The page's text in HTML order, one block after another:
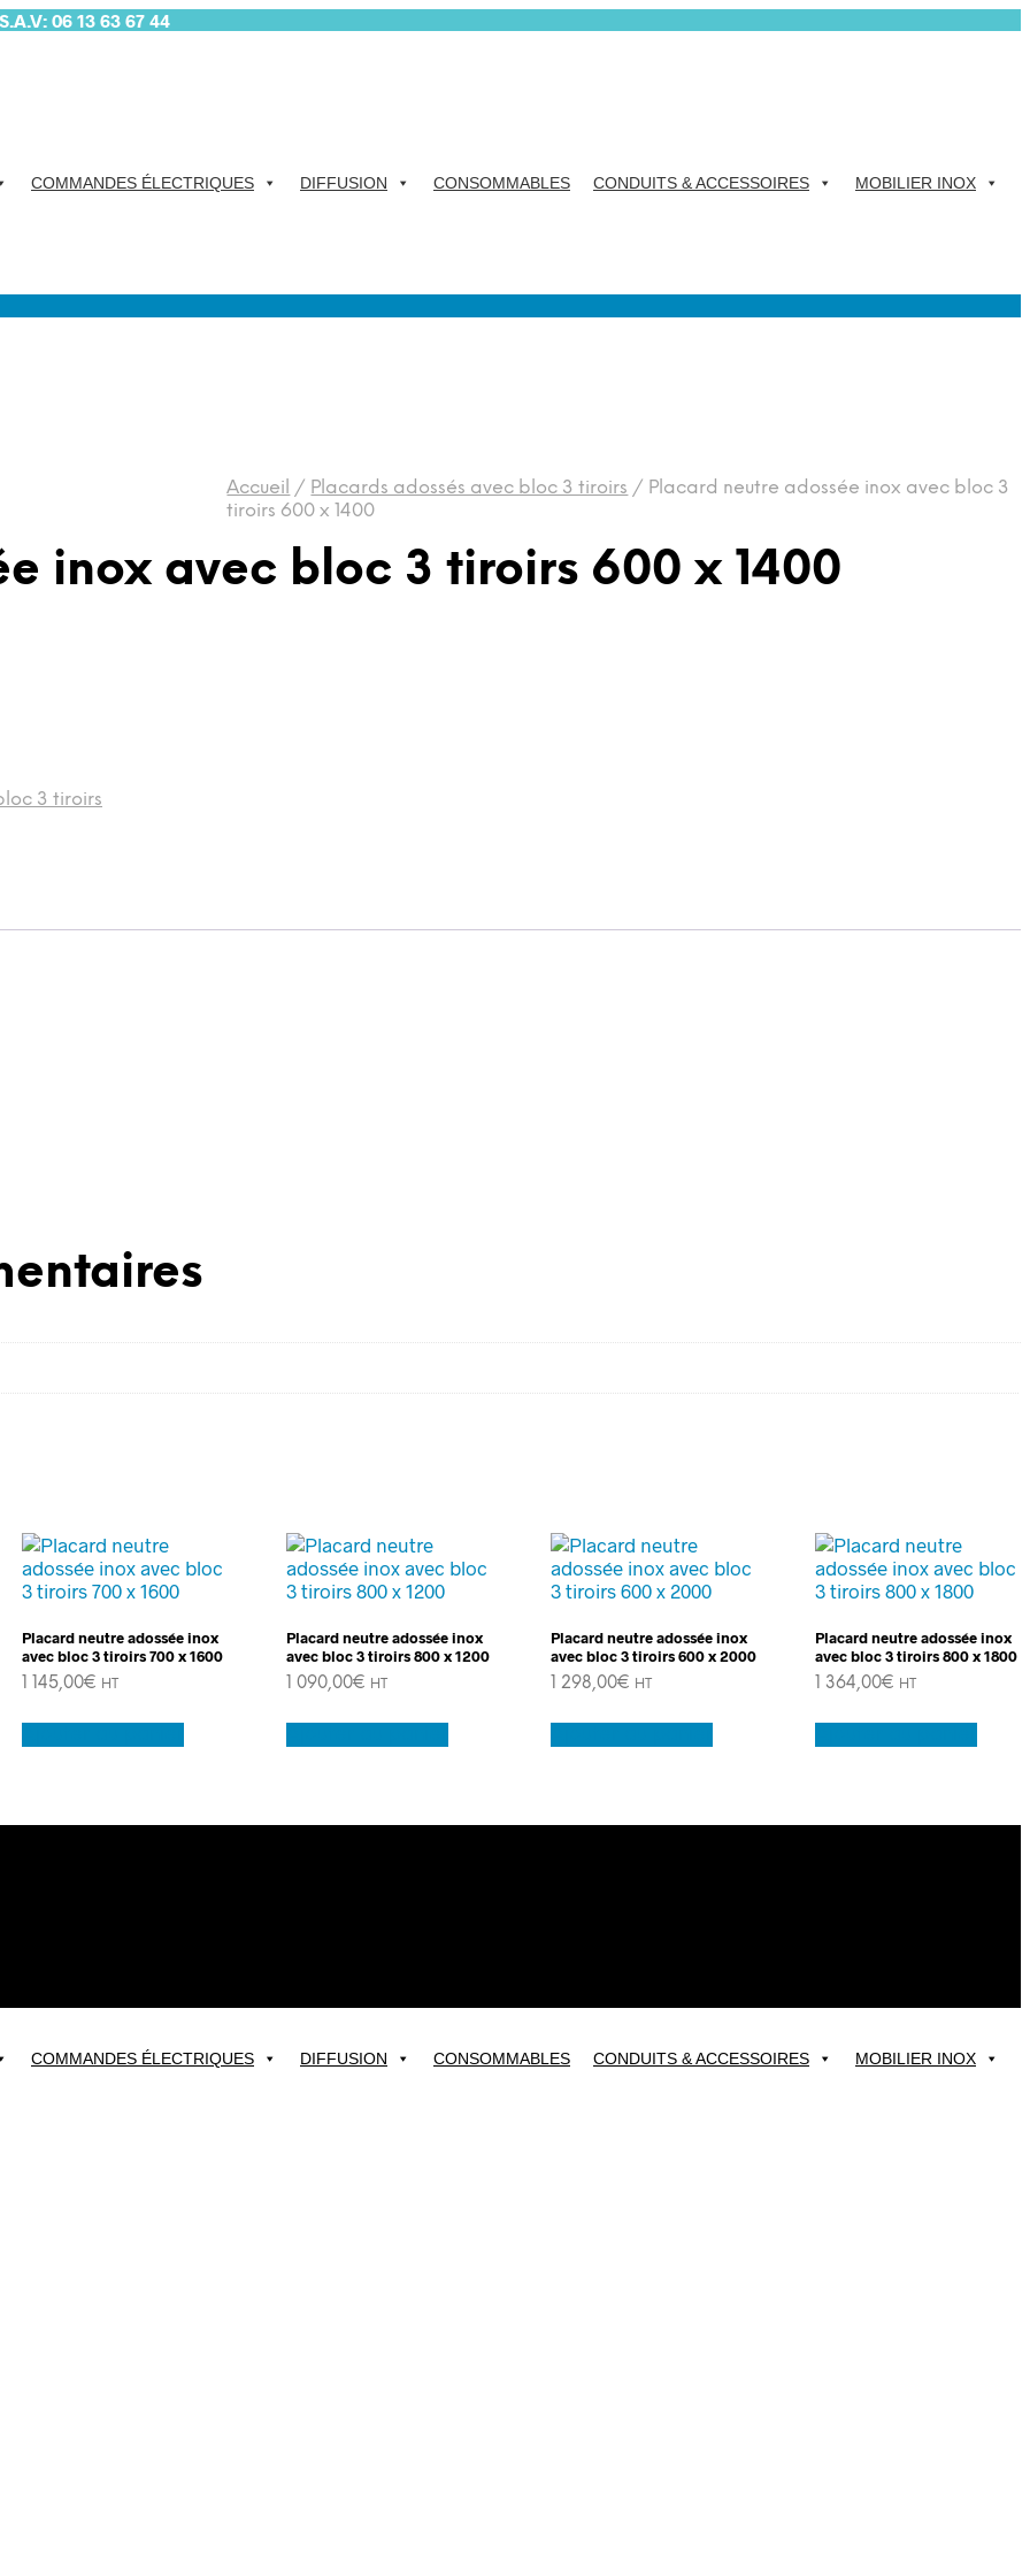
06 13 63 67 44
COMMANDES ÉLECTRIQUES DIFFUSION CONSOMMABLES CONDUITS & ACCESSOIRES MOBILIER INOX
Accueil / Placards adossés avec bloc 3 tiroirs / Placard neutre adossée inox avec bloc 3
tiroirs 600 x 1400
inox avec bloc 3 tiroirs 600 x 1400
3 tiroirs
Placard neutre adossée inox
avec bloc 3 tiroirs 700 x 1600
1 145,00€ HT
Placard neutre adossée inox
avec bloc 3 tiroirs 800 x 1200
1 090,00€ HT
Placard neutre adossée inox
avec bloc 3 tiroirs 600 x 2000
1 298,00€ HT
Placard neutre adossée inox
avec bloc 3 tiroirs 800 x 1800
1 364,00€ HT
COMMANDES ÉLECTRIQUES DIFFUSION CONSOMMABLES CONDUITS & ACCESSOIRES MOBILIER INOX